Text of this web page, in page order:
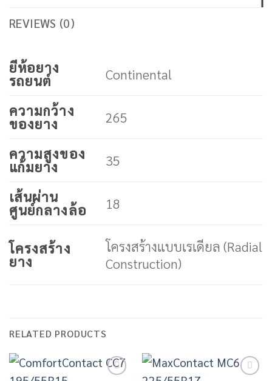
REVIEWS (0)
ยีห้อยาง
รถยนต์ Continental
ความกว้าง
ของยาง 265
ความสูงของ
แก้มยาง 35
เส้นผ่าน
ศูนย์กลางล้อ 18
โครงสร้าง
ยาง
โครงสร้างแบบเรเดียล (Radial
Construction)
RELATED PRODUCTS